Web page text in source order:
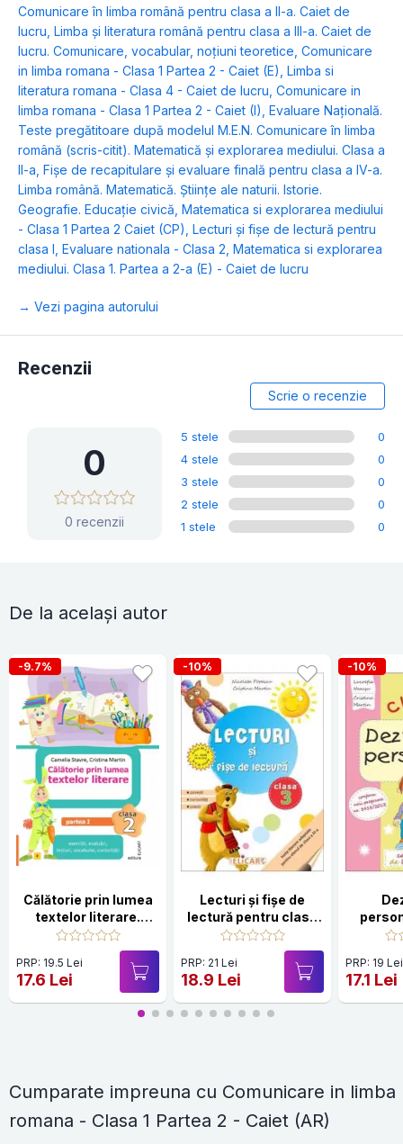
Comunicare în limba română pentru clasa a II-a. Caiet de
lucru Limba și literatura română pentru clasa a III-a. Caiet de
lucru. Comunicare, vocabular, noţiuni teoretice Comunicare
in limba romana - Clasa 1 Partea 2 - Caiet (E) Limba si
literatura romana - Clasa 4 - Caiet de lucru Comunicare in
limba romana - Clasa 1 Partea 2 - Caiet (I) Evaluare Naţională.
Teste pregătitoare după modelul M.E.N. Comunicare în limba
română (scris-citit). Matematică și explorarea mediului. Clasa a
II-a Fişe de recapitulare şi evaluare finală pentru clasa a IV-a.
Limba română. Matematică. Ştiinţe ale naturii. Istorie.
Geografie. Educaţie civică Matematica si explorarea mediului
- Clasa 1 Partea 2 Caiet (CP) Lecturi şi fişe de lectură pentru
clasa I Evaluare nationala - Clasa 2 Matematica si explorarea
mediului. Clasa 1. Partea a 2-a (E) - Caiet de lucru
→ Vezi pagina autorului
Recenzii
Scrie o recenzie
0
0 recenzii
5 stele
0
4 stele
0
3 stele
0
2 stele
0
1 stele
0
De la același autor
-9.7%
Călătorie prin lumea
textelor literare.
Clasa a II-a. Partea 1
PRP: 19.5 Lei
17.6 Lei
-10%
Lecturi şi fişe de
lectură pentru clasa
a III-a
PRP: 21 Lei
18.9 Lei
-10%
PRP: 19 Lei
17.1 Lei
Cumparate impreuna cu Comunicare in limba
romana - Clasa 1 Partea 2 - Caiet (AR)